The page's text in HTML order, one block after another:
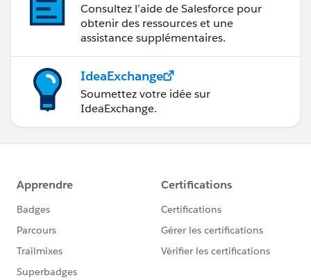
Consultez l’aide de Salesforce pour
obtenir des ressources et une
assistance supplémentaires.
IdeaExchange
Soumettez votre idée sur
IdeaExchange.